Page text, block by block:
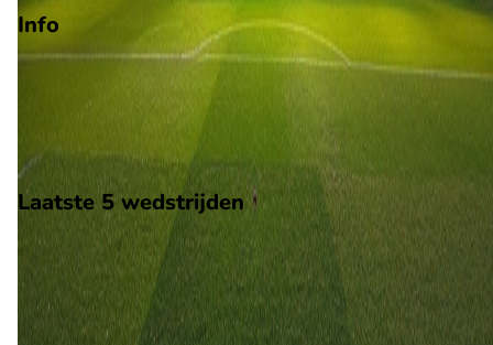
Info
Op 16 mei 2026 gaat Boston River de strijd aan met Cerro. De
wedstrijd wordt afgetrapt om 15:00 en wordt gespeeld in de
Uruguay 1.
Scheidsrechter: Onbekend
Laatste 5 wedstrijden
Boston River
Cerro
16 mei
2026
Boston River